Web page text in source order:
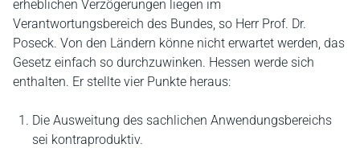
erheblichen Verzögerungen liegen im
Verantwortungsbereich des Bundes, so Herr Prof. Dr.
Poseck. Von den Ländern könne nicht erwartet werden, das
Gesetz einfach so durchzuwinken. Hessen werde sich
enthalten. Er stellte vier Punkte heraus:
Die Ausweitung des sachlichen Anwendungsbereichs
sei kontraproduktiv.